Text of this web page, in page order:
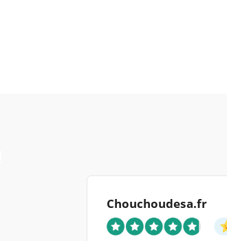
Chouchoudesa.fr